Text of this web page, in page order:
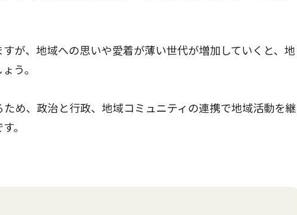
が、地域への思いや愛着が薄い世代が増加していくと、地
う。
め、政治と行政、地域コミュニティの連携で地域活動を継
。